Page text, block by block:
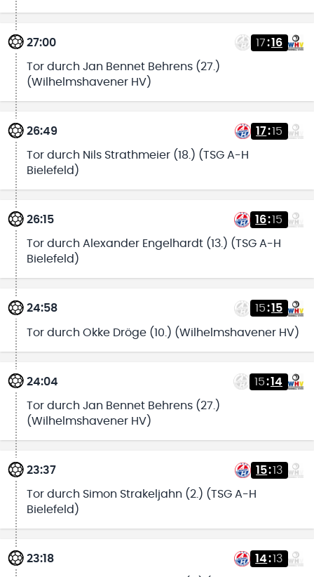
27:00 17:16
Tor durch Jan Bennet Behrens (27.)
(Wilhelmshavener HV)
26:49 17:15
Tor durch Nils Strathmeier (18.) (TSG A-H
Bielefeld)
26:15 16:15
Tor durch Alexander Engelhardt (13.) (TSG A-H
Bielefeld)
24:58 15:15
Tor durch Okke Dröge (10.) (Wilhelmshavener HV)
24:04 15:14
Tor durch Jan Bennet Behrens (27.)
(Wilhelmshavener HV)
23:37 15:13
Tor durch Simon Strakeljahn (2.) (TSG A-H
Bielefeld)
23:18 14:13